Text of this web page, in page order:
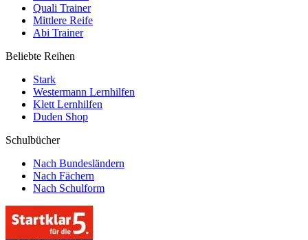
Quali Trainer
Mittlere Reife
Abi Trainer
Beliebte Reihen
Stark
Westermann Lernhilfen
Klett Lernhilfen
Duden Shop
Schulbücher
Nach Bundesländern
Nach Fächern
Nach Schulform